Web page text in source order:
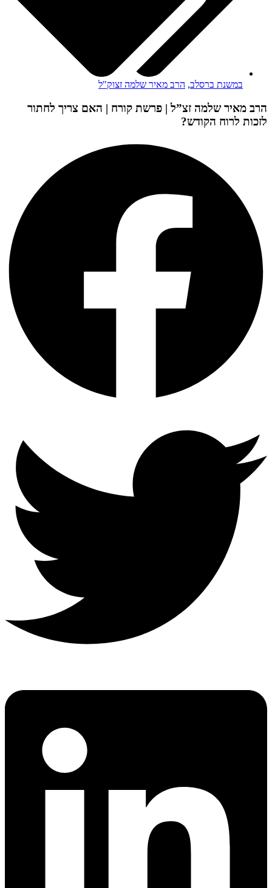
במשנת ברסלב, הרב מאיר שלמה זצוק"ל
הרב מאיר שלמה זצ”ל | פרשת קורח | האם צריך לחתור
לזכות לרוח הקודש?